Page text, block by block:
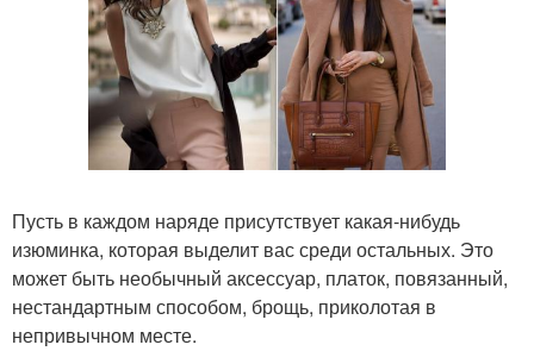
Пусть в каждом наряде присутствует какая-нибудь
изюминка, которая выделит вас среди остальных. Это
может быть необычный аксессуар, платок, повязанный,
нестандартным способом, брощь, приколотая в
непривычном месте.